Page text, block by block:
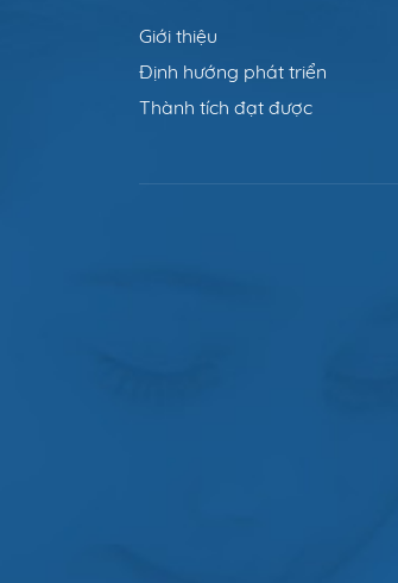
Giới thiệu
Định hướng phát triển
Thành tích đạt được